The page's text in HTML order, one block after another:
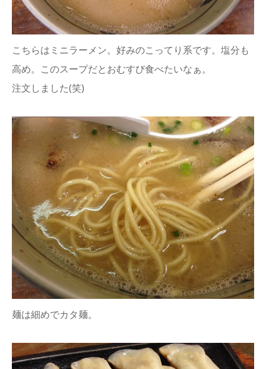
こちらはミニラーメン。好みのこってり系です。塩分も
高め。このスープだとおむすび食べたいなぁ。
注文しました(笑)
麺は細めでカタ麺。